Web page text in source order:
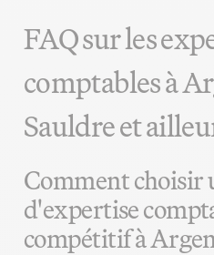
FAQ sur les
comptables à
Sauldre et
Comment choisir
d'expertise
compétitif à